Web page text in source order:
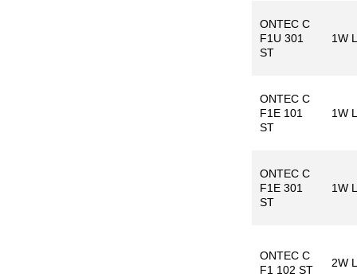
ONTEC C
F1U 301
ST
1W
ONTEC C
F1E 101
ST
1W
ONTEC C
F1E 301
ST
1W
ONTEC C
F1 102 ST
2W